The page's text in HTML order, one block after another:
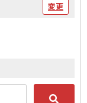
変更